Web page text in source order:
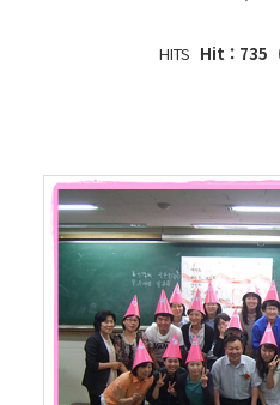
HITS Hit : 735